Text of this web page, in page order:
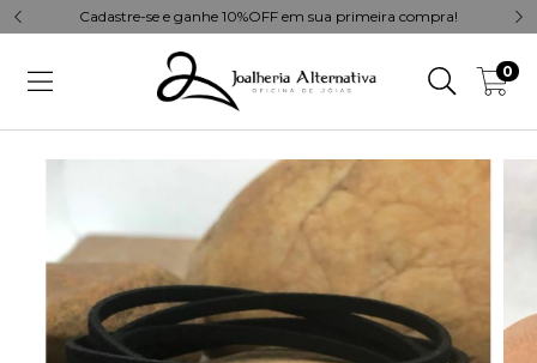
Cadastre-se e ganhe 10%OFF em sua primeira compra!
0